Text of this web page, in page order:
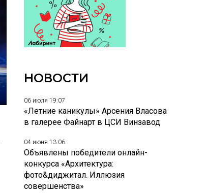
НОВОСТИ
06 июля 19:07
«Летние каникулы» Арсения Власова
в галерее Файнарт в ЦСИ Винзавод
04 июня 13:06
Объявлены победители онлайн-
конкурса «Архитектура:
фото&диджитал. Иллюзия
совершенства»